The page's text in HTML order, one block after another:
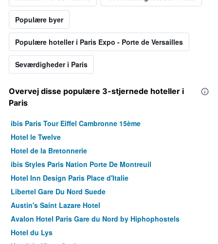
Populære byer
Populære hoteller i Paris Expo - Porte de Versailles
Seværdigheder i Paris
Overvej disse populære 3-stjernede hoteller i
Paris
ibis Paris Tour Eiffel Cambronne 15ème
Hotel le Twelve
Hotel de la Bretonnerie
ibis Styles Paris Nation Porte De Montreuil
Hotel Inn Design Paris Place d'Italie
Libertel Gare Du Nord Suede
Austin's Saint Lazare Hotel
Avalon Hotel Paris Gare du Nord by Hiphophostels
Hotel du Lys